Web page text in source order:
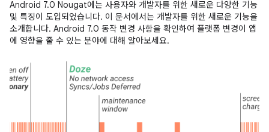
Android 7.0 Nougat에는 사용자와 개발자를 위한 새로운 다양한 기능
및 특징이 도입되었습니다. 이 문서에서는 개발자를 위한 새로운 기능을
소개합니다. Android 7.0 동작 변경 사항을 확인하여 플랫폼 변경이 앱
에 영향을 줄 수 있는 분야에 대해 알아보세요.